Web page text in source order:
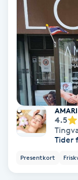
Babylights
Balayage
Bambumassage
Barber
4.5
Tider
Presentkort